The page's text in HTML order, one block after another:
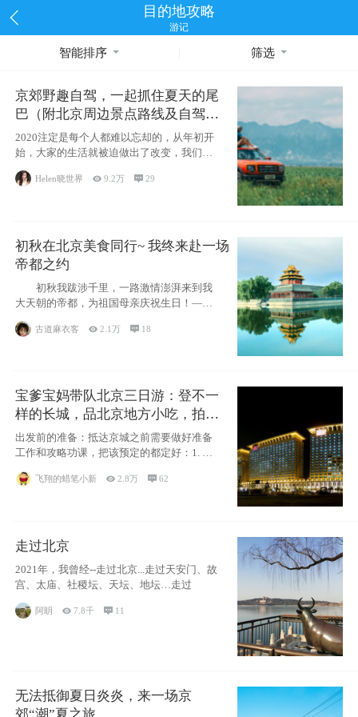
目的地攻略
游记
智能排序 筛选
京郊野趣自驾，一起抓住夏天的尾
巴（附北京周边景点路线及自驾攻
略）
2020注定是每个人都难以忘却的，从年初开
始，大家的生活就被迫做出了改变，我们也
不例外。本来双双辞职是为
Helen晓世界 9.2万 29
初秋在北京美食同行~ 我终来赴一场
帝都之约
初秋我跋涉千里，一路激情澎湃来到我
大天朝的帝都，为祖国母亲庆祝生日！——
古道麻衣客 2.1万  18
宝爹宝妈带队北京三日游：登不一
样的长城，品北京地方小吃，拍盘
古七星夜景！
出发前的准备：抵达京城之前需要做好准备
工作和攻略功课，把该预定的都定好：1. 酒
飞翔的蜡笔小新 2.8万 62
走过北京
2021年，我曾经--走过北京...走过天安门、故
宫、太庙、社稷坛、天坛、地坛…走过
阿眀 7.8千  11
无法抵御夏日炎炎，来一场京